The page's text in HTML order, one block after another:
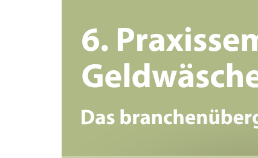
Praxisseminar
Geldwäschegesetz
2026
Di, 29. September 2026